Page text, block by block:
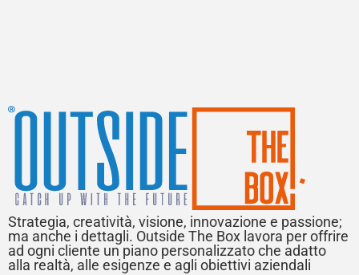
Strategia, creatività, visione, innovazione e passione;
ma anche i dettagli. Outside The Box lavora per offrire
ad ogni cliente un piano personalizzato che adatto
alla realtà, alle esigenze e agli obiettivi aziendali